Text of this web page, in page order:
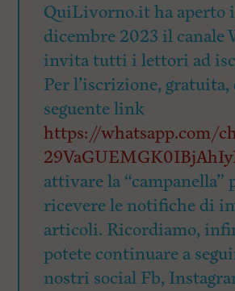
QuiLivorno.it ha aperto
dicembre 2023 il canale
invita tutti i lettori ad
Per l’iscrizione,
seguente link
https://whatsapp.com/
attivare la “campanella”
ricevere le notifiche di
articoli. Ricordiamo,
potete continuare a
nostri social Fb,